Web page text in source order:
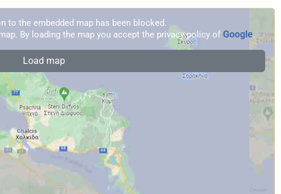
to the embedded map has been blocked.
By loading the map you accept the privacy policy of Google.
Load map